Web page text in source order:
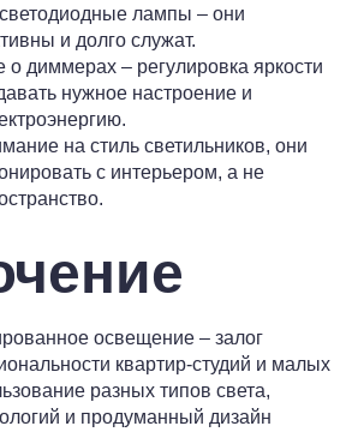
лампы – они
и долго служат.
о диммерах – регулировка яркости
нужное настроение и
на стиль светильников, они
с интерьером, а не
освещение – залог
квартир-студий и малых
разных типов света,
и продуманный дизайн